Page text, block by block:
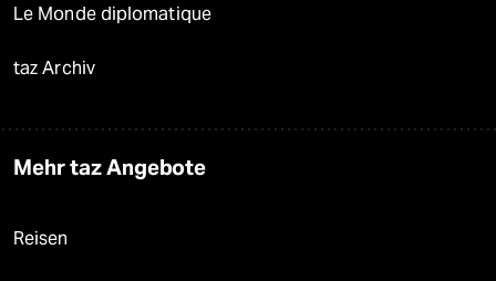
Le Monde diplomatique
taz Archiv
Mehr taz Angebote
Reisen